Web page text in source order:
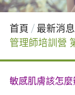
首頁 最新消息
管理師培訓營
敏感肌膚該怎麼